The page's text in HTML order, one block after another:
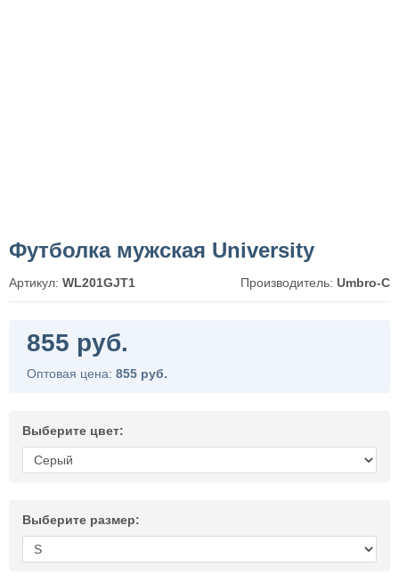
Футболка мужская University
Артикул: WL201GJT1 Производитель: Umbro-C
855 руб.
Оптовая цена: 855 руб.
Выберите цвет:
Выберите размер: